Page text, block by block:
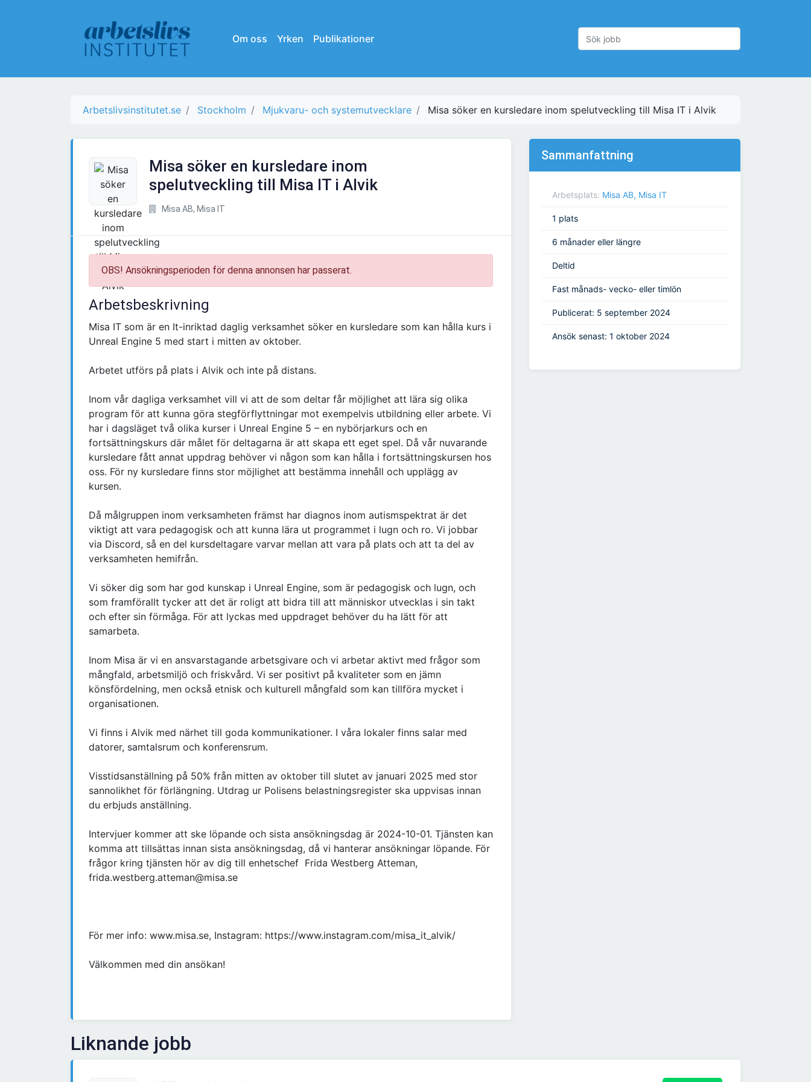
Om oss Yrken Publikationer
Arbetslivsinstitutet.se Stockholm Mjukvaru- och systemutvecklare Misa söker en kursledare inom spelutveckling till Misa IT i Alvik
Misa söker en kursledare inom
spelutveckling till Misa IT i Alvik
Misa AB, Misa IT
OBS! Ansökningsperioden för denna annonsen har passerat.
Arbetsbeskrivning
Misa IT som är en It-inriktad daglig verksamhet söker en kursledare som kan hålla kurs i
Unreal Engine 5 med start i mitten av oktober.
Arbetet utförs på plats i Alvik och inte på distans.
Inom vår dagliga verksamhet vill vi att de som deltar får möjlighet att lära sig olika
program för att kunna göra stegförflyttningar mot exempelvis utbildning eller arbete. Vi
har i dagsläget två olika kurser i Unreal Engine 5 – en nybörjarkurs och en
fortsättningskurs där målet för deltagarna är att skapa ett eget spel. Då vår nuvarande
kursledare fått annat uppdrag behöver vi någon som kan hålla i fortsättningskursen hos
oss. För ny kursledare finns stor möjlighet att bestämma innehåll och upplägg av
kursen.
Då målgruppen inom verksamheten främst har diagnos inom autismspektrat är det
viktigt att vara pedagogisk och att kunna lära ut programmet i lugn och ro. Vi jobbar
via Discord, så en del kursdeltagare varvar mellan att vara på plats och att ta del av
verksamheten hemifrån.
Vi söker dig som har god kunskap i Unreal Engine, som är pedagogisk och lugn, och
som framförallt tycker att det är roligt att bidra till att människor utvecklas i sin takt
och efter sin förmåga. För att lyckas med uppdraget behöver du ha lätt för att
samarbeta.
Inom Misa är vi en ansvarstagande arbetsgivare och vi arbetar aktivt med frågor som
mångfald, arbetsmiljö och friskvård. Vi ser positivt på kvaliteter som en jämn
könsfördelning, men också etnisk och kulturell mångfald som kan tillföra mycket i
organisationen.
Vi finns i Alvik med närhet till goda kommunikationer. I våra lokaler finns salar med
datorer, samtalsrum och konferensrum.
Visstidsanställning på 50% från mitten av oktober till slutet av januari 2025 med stor
sannolikhet för förlängning. Utdrag ur Polisens belastningsregister ska uppvisas innan
du erbjuds anställning.
Intervjuer kommer att ske löpande och sista ansökningsdag är 2024-10-01. Tjänsten kan
komma att tillsättas innan sista ansökningsdag, då vi hanterar ansökningar löpande. För
frågor kring tjänsten hör av dig till enhetschef Frida Westberg Atteman,
frida.westberg.atteman@misa.se
För mer info: www.misa.se, Instagram: https://www.instagram.com/misa_it_alvik/
Välkommen med din ansökan!
Sammanfattning
Arbetsplats: Misa AB, Misa IT
1 plats
6 månader eller längre
Deltid
Fast månads- vecko- eller timlön
Publicerat: 5 september 2024
Ansök senast: 1 oktober 2024
Liknande jobb